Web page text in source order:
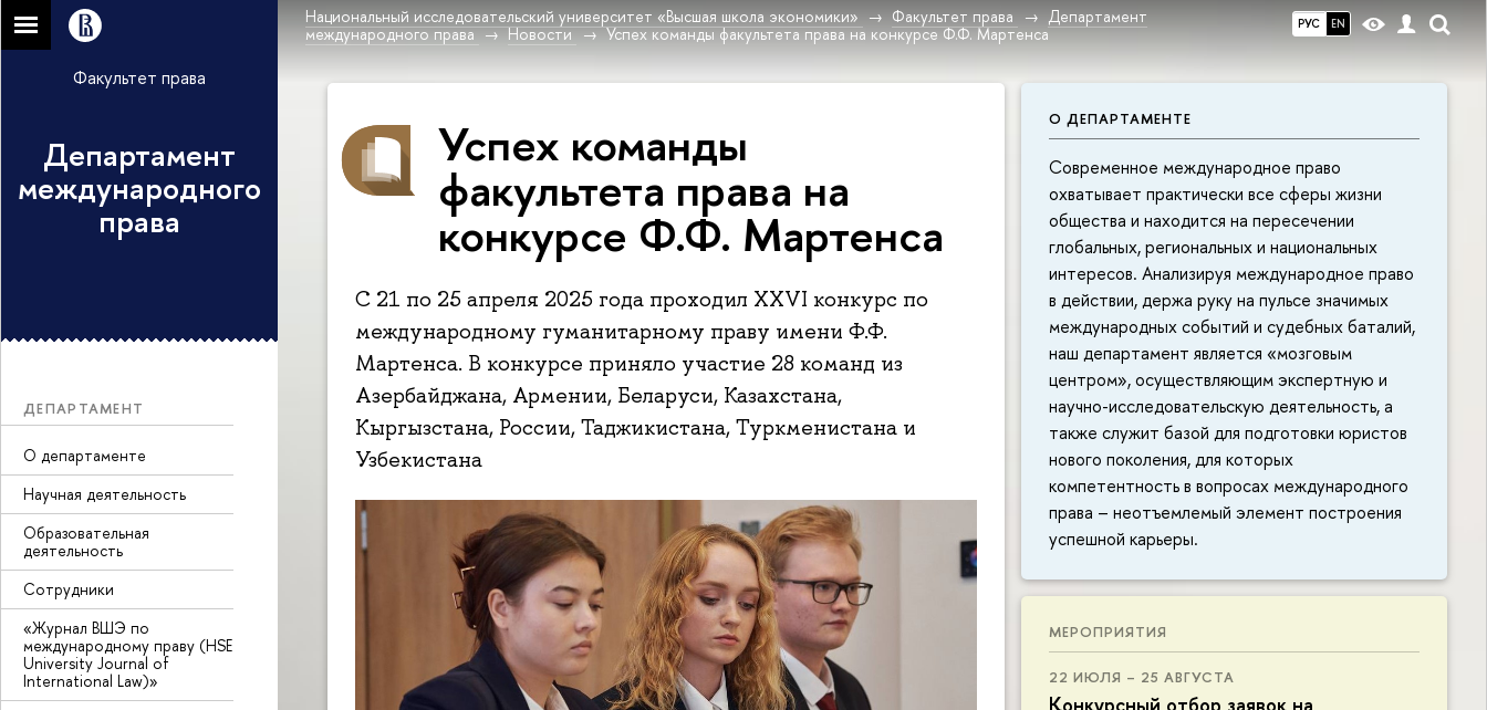
РУС EN
Национальный исследовательский университет «Высшая школа экономики» Факультет права
Департамент
международного права
Новости Успех команды факультета права на конкурсе Ф.Ф. Мартенса
Факультет права
Департамент
международного
права
ДЕПАРТАМЕНТ
О департаменте
Научная деятельность
Образовательная
деятельность
Сотрудники
«Журнал ВШЭ по
международному праву (HSE
University Journal of
International Law)»
О ДЕПАРТАМЕНТЕ
Современное международное право
охватывает практически все сферы жизни
общества и находится на пересечении
глобальных, региональных и национальных
интересов. Анализируя международное право
в действии, держа руку на пульсе значимых
международных событий и судебных баталий,
наш департамент является «мозговым
центром», осуществляющим экспертную и
научно-исследовательскую деятельность, а
также служит базой для подготовки юристов
нового поколения, для которых
компетентность в вопросах международного
права – неотъемлемый элемент построения
успешной карьеры.
МЕРОПРИЯТИЯ
22 ИЮЛЯ – 25 АВГУСТА
Успех команды
факультета права на
конкурсе Ф.Ф. Мартенса
С 21 по 25 апреля 2025 года проходил XXVI конкурс по
международному гуманитарному праву имени Ф.Ф.
Мартенса. В конкурсе приняло участие 28 команд из
Азербайджана, Армении, Беларуси, Казахстана,
Кыргызстана, России, Таджикистана, Туркменистана и
Узбекистана